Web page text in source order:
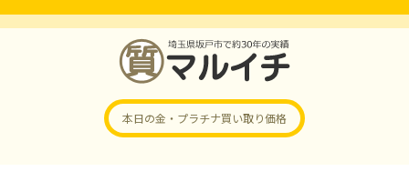
本日の金・プラチナ買い取り価格